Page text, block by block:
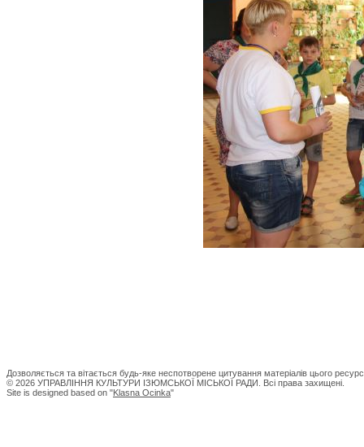
Дозволяється та вітається будь-яке неспотворене цитування матеріалів цього
© 2026 УПРАВЛІННЯ КУЛЬТУРИ ІЗЮМСЬКОЇ МІСЬКОЇ РАДИ. Всі права захищені.
Site is designed based on "Klasna Ocinka"